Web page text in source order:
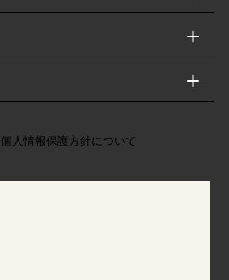
個人情報保護方針について